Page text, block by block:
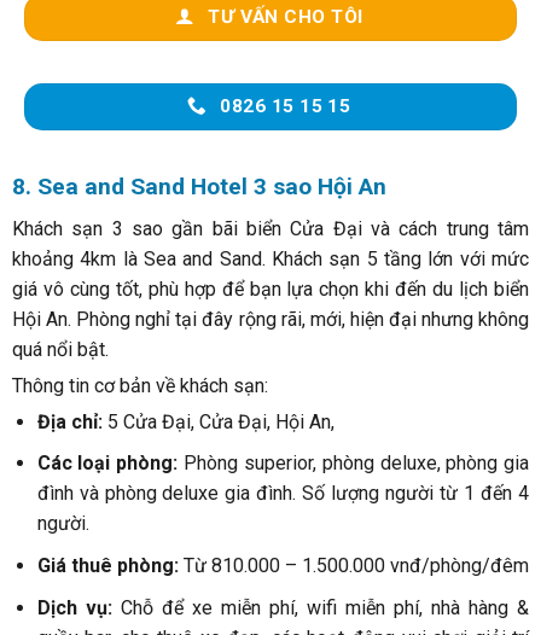
TƯ VẤN CHO TÔI
0826 15 15 15
8. Sea and Sand Hotel 3 sao Hội An
Khách sạn 3 sao gần bãi biển Cửa Đại và cách trung tâm
khoảng 4km là Sea and Sand. Khách sạn 5 tầng lớn với mức
giá vô cùng tốt, phù hợp để bạn lựa chọn khi đến du lịch biển
Hội An. Phòng nghỉ tại đây rộng rãi, mới, hiện đại nhưng không
quá nổi bật.
Thông tin cơ bản về khách sạn:
Địa chỉ: 5 Cửa Đại, Cửa Đại, Hội An,
Các loại phòng: Phòng superior, phòng deluxe, phòng gia
đình và phòng deluxe gia đình. Số lượng người từ 1 đến 4
người.
Giá thuê phòng: Từ 810.000 – 1.500.000 vnđ/phòng/đêm
Dịch vụ:Chỗ để xe miễn phí, wifi miễn phí, nhà hàng &